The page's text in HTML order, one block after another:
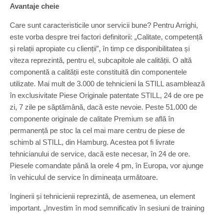
Avantaje cheie
Care sunt caracteristicile unor servicii bune? Pentru Arrighi,
este vorba despre trei factori definitorii: „Calitate, competență
și relații apropiate cu clienții”, în timp ce disponibilitatea și
viteza reprezintă, pentru el, subcapitole ale calității. O altă
componentă a calității este constituită din componentele
utilizate. Mai mult de 3.000 de tehnicieni la STILL asamblează
în exclusivitate Piese Originale patentate STILL, 24 de ore pe
zi, 7 zile pe săptămână, dacă este nevoie. Peste 51.000 de
componente originale de calitate Premium se află în
permanență pe stoc la cel mai mare centru de piese de
schimb al STILL, din Hamburg. Acestea pot fi livrate
tehnicianului de service, dacă este necesar, în 24 de ore.
Piesele comandate până la orele 4 pm, în Europa, vor ajunge
în vehiculul de service în dimineața următoare.
Inginerii și tehnicienii reprezintă, de asemenea, un element
important. „Investim în mod semnificativ în sesiuni de training